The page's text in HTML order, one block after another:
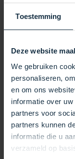
Toestemming
Deze website
We gebruiken
personaliseren,
en om ons
informatie over
partners voor
partners kunnen
informatie die u
verzameld op
unter Spa-
wartungsarme
Die LX TDA50
ausgezeichnete
konstanten und
Spa oder
leisem Betrieb
Pumpe zu einer
Whirlpool in
Sie sich für den